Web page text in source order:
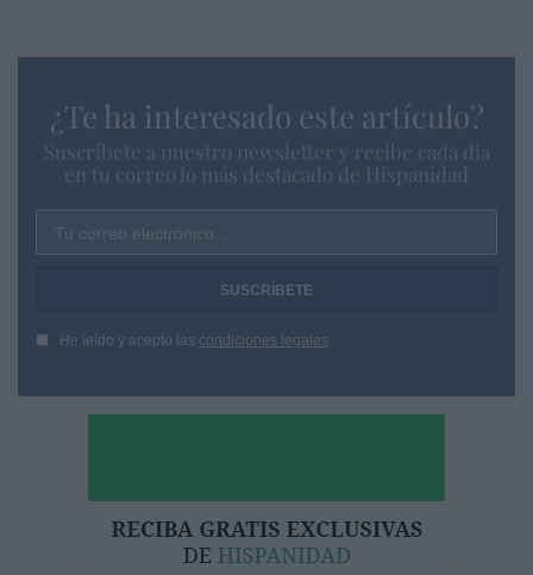
¿Te ha interesado este artículo?
Suscríbete a nuestro newsletter y recibe cada dia
en tu correo lo más destacado de Hispanidad
Tu correo electrónico...
He leído y acepto las condiciones legales